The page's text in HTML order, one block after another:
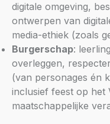
digitale omgeving,
ontwerpen van
media-ethiek (zoals
Burgerschap:
overleggen,
(van personages én
inclusief feest op het
maatschappelijke